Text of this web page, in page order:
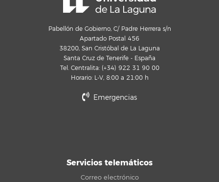
Pabellón de Gobierno, C/ Padre Herrera s/n
Apartado Postal 456
38200, San Cristóbal de La Laguna
Santa Cruz de Tenerife - España
Tel. Centralita: (+34) 922 31 90 00
Horario: L-V, 8:00 a 21:00 h
Emergencias
Servicios telemáticos
Correo electrónico